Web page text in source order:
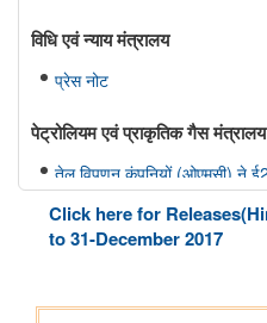
विधि एवं न्‍याय मंत्रालय
प्रेस नोट
पेट्रोलियम एवं प्राकृतिक गैस मंत्रालय
तेल विपणन कंपनियों (ओएमसी) ने
मौजूदगी की जांच की: 500 पीपीएम
की पुष्टि नहीं हुई
सीएसआईआर एकीकृत कौशल पहल
Click here for
to 31-December 2017